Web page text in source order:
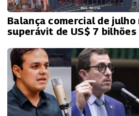
Balança comercial de
superávit de US$ 7 bilhões